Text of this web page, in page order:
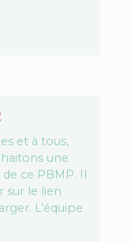
et à tous,
une
ce PBMP. Il
sur le lien
L’équipe